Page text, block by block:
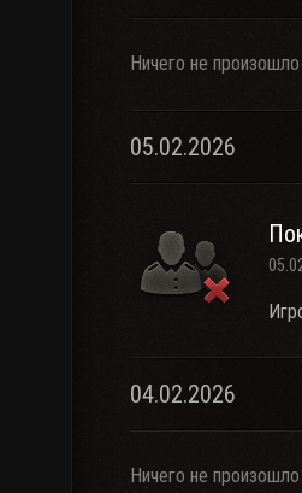
Ничего не произошло
05.02.2026
04.02.2026
Ничего не произошло